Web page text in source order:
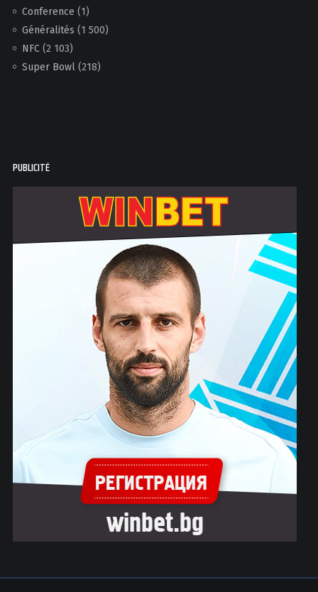
Conference (1)
Généralités (1 500)
NFC(2 103)
Super Bowl(218)
PUBLICITÉ